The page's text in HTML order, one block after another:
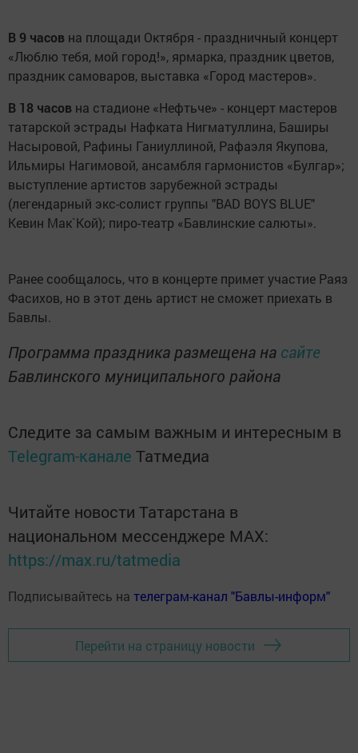
В 9 часов на площади Октября - праздничный концерт
«Люблю тебя, мой город!», ярмарка, праздник цветов,
праздник самоваров, выставка «Город мастеров».
В 18 часов на стадионе «Нефтьче» - концерт мастеров
татарской эстрады Нафката Нигматуллина, Баширы
Насыровой, Рафины Ганиуллиной, Рафаэля Якупова,
Ильмиры Нагимовой, ансамбля гармонистов «Булгар»;
выступление артистов зарубежной эстрады
(легендарный экс-солист группы "BAD BOYS BLUE"
Кевин Мак`Кой); пиро-театр «Бавлинские салюты».
Ранее сообщалось, что в концерте примет участие Раяз
Фасихов, но в этот день артист не сможет приехать в
Бавлы.
Программа праздника размещена на сайте
Бавлинского муниципального района
Следите за самым важным и интересным в
Telegram-канале Татмедиа
Читайте новости Татарстана в
национальном мессенджере MАХ:
https://max.ru/tatmedia
Подписывайтесь на телеграм-канал "Бавлы-информ"
Перейти на страницу новости